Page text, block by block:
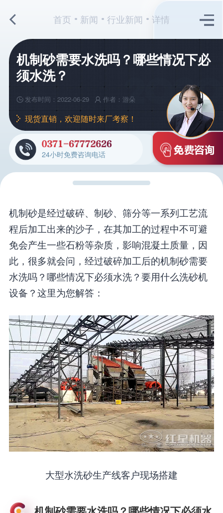
首页 新闻 行业新闻 详情
机制砂需要水洗吗？哪些情况下必
须水洗？
发布时间：2022-06-29 作者：游朵
现货直销，欢迎随时来厂考察！
24小时免费咨询电话
机制砂是经过破碎、制砂、筛分等一系列工艺流
程后加工出来的沙子，在其加工的过程中不可避
免会产生一些石粉等杂质，影响混凝土质量，因
此，很多就会问，经过破碎加工后的机制砂需要
水洗吗？哪些情况下必须水洗？要用什么洗砂机
设备？这里为您解答：
大型水洗砂生产线客户现场搭建